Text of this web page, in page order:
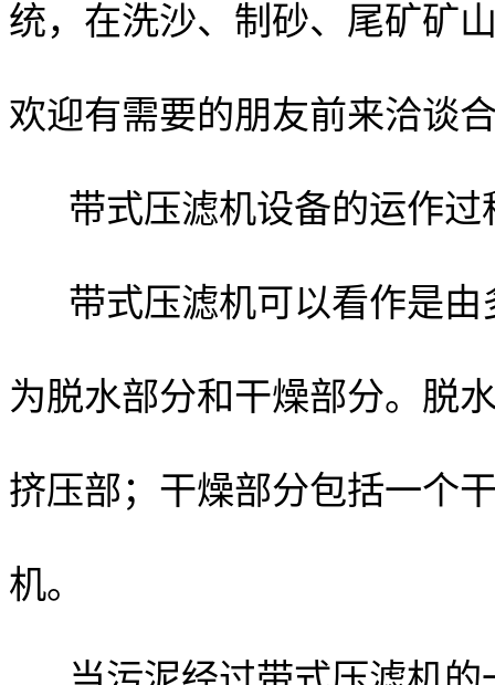
统，在洗沙、制砂、尾矿矿
欢迎有需要的朋友前来洽谈
带式压滤机设备的运作过
带式压滤机可以看作是
为脱水部分和干燥部分。脱
挤压部；干燥部分包括一个
机。